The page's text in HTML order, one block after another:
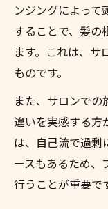
ンジングによっ
することで、髪の
ます。これは、サ
ものです。
また、サロンで
違いを実感する方
は、自己流で過剰
ースもあるため、
行うことが重要で